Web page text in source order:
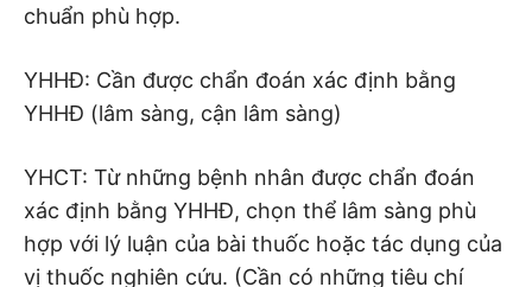
chuẩn phù hợp.
YHHĐ: Cần được chẩn đoán xác định bằng
YHHĐ (lâm sàng, cận lâm sàng)
YHCT: Từ những bệnh nhân được chẩn đoán
xác định bằng YHHĐ, chọn thể lâm sàng phù
hợp với lý luận của bài thuốc hoặc tác dụng của
vị thuốc nghiên cứu. (Cần có những tiêu chí